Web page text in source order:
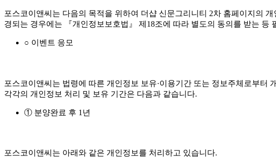
포스코이앤씨는 다음의 목적을 위하여 더샵 신문그리니티 2차 홈페이지의
경되는 경우에는 『개인정보보호법』 제18조에 따라 별도의 동의를 받는 등
○ 이벤트 응모
포스코이앤씨는 법령에 따른 개인정보 보유·이용기간 또는 정보주체로부터
각각의 개인정보 처리 및 보유 기간은 다음과 같습니다.
① 분양완료 후 1년
포스코이앤씨는 아래와 같은 개인정보를 처리하고 있습니다.